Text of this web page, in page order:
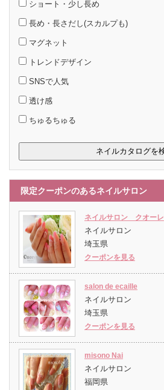
ショート・少し長め
長め・長さだし(スカルプも)
マグネット
トレンドデザイン
SNSで人気
透け感
ちゅるちゅる
限定クーポンのあるネイルサロン
ネイルサロン クオーレ
ネイルサロン
埼玉県
クーポンを見る
salon de ecaille
ネイルサロン
埼玉県
クーポンを見る
misono Nai
ネイルサロン
福岡県